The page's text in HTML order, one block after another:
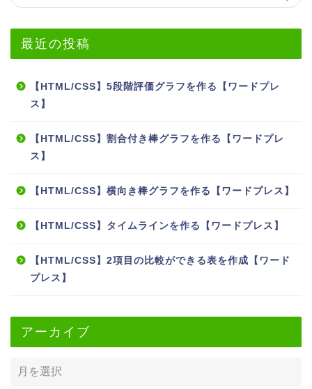
最近の投稿
【HTML/CSS】5段階評価グラフを作る【ワードプレ
ス】
【HTML/CSS】割合付き棒グラフを作る【ワードプレ
ス】
【HTML/CSS】横向き棒グラフを作る【ワードプレス】
【HTML/CSS】タイムラインを作る【ワードプレス】
【HTML/CSS】2項目の比較ができる表を作成【ワード
プレス】
アーカイブ